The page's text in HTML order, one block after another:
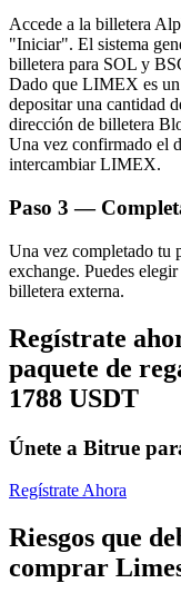
Afiliados de Bitrue
¡Hasta un 65%
Accede a la billetera
"Iniciar". El sistema
billetera para SOL y
Dado que LIMEX es
depositar una cantidad
dirección de billetera
Una vez confirmado el
intercambiar LIMEX.
Paso 3 —
Una vez completado tu
exchange. Puedes
billetera externa.
Regístrate
paquete de
1788 USDT
Únete a Bitrue
Regístrate Ahora
Riesgos que
comprar